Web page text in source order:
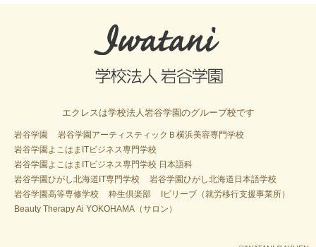
エクレスは学校法人岩谷学園のグループ校です
岩谷学園
岩谷学園アーティスティックＢ横浜美容専門学校
岩谷学園よこはまITビジネス専門学校
岩谷学園よこはまITビジネス専門学校 日本語科
岩谷学園ひがし北海道IT専門学校
岩谷学園ひがし北海道日本語学校
岩谷学園高等専修学校
粋生倶楽部
Iビリーブ（就労移行支援事業所）
Beauty Therapy Ai YOKOHAMA（サロン）